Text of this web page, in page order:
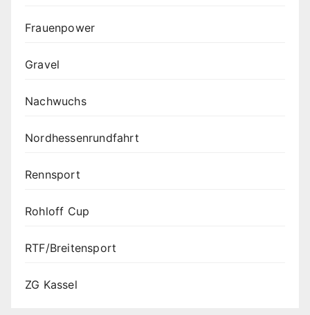
Frauenpower
Gravel
Nachwuchs
Nordhessenrundfahrt
Rennsport
Rohloff Cup
RTF/Breitensport
ZG Kassel